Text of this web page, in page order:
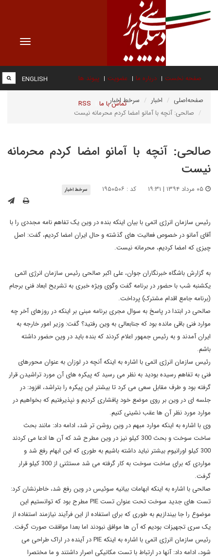
Toggle
صفحه نخست درباره ما عضویت پیوند ها
تماس با ما RSS
ENGLISH
صفحه‌اصلی اخبار
سرخط اخبار
صالحی: آنچه با آمانو امضا کردم محرمانه نیست
صالحی: آنچه با آمانو امضا کردم محرمانه
نیست
کد : ۱۹۵۰۵۰۶ سرخط اخبار
رئیس سازمان انرژی اتمی با بیان اینکه بنده در وین یک تفاهم نامه مجددی را با
آقای آمانو در خصوص فعالیت های گذشته و حال ایران امضا کردیم، گفت: اصل
چیزی که امضا کردیم، محرمانه نیست.
به گزارش باشگاه خبرنگاران جوان، علی اکبر صالحی رئیس سازمان انرژی اتمی
یکشنبه شب با حضور در برنامه گفت وگوی ویژه خبری به تشریح ابعاد فنی برجام
(برنامه جامع اقدام مشترک) پرداخت.
صالحی در ابتدا در پاسخ به سوال مجری برنامه مبنی بر اینکه در روزهای آخر چه
موارد فنی باقی مانده بود که جنابعالی به وین رفتید؟ گفت: وزیر امور خارجه به
ایران آمدند و به رئیس جمهور اعلام کردند که بنده باید در وین حضور داشته
باشم.
رئیس سازمان انرژی اتمی با اشاره به اینکه آنچه در لوزان به عنوان محورهای
فنی به تفاهم رسیده بودید به نظر می رسید که پیکره های آن مورد تراشیدن قرار
گرفته بود و طرف مقابل سعی می کرد تا بیشتر این پیکره را بتراشد، افزود: در
جلسه ای در وین بر روی موضع خود پافشاری کردیم و نپذیرفتیم که بخواهیم در
موارد مورد نظر آن ها عقب نشینی کنیم.
وی با اشاره به اینکه موارد مبهم در وین روشن تر شد، ادامه داد: مانند بحث
ساخت سوخت و بحث 300 کیلو نیز در وین مطرح شد که آن ها ادعا می کردند
300 کیلو اورانیوم بیشتر نباید داشته باشیم به طوری که این ابهام رفع شد و
مواردی که برای ساخت سوخت به کار گرفته می شد مستثنی از 300 کیلو قرار
گرفت.
صالحی با اشاره به اینکه ابهامات بیانیه سوئیس در وین رفع شد، خاطرنشان کرد:
تست های جدید سوخت تحت عنوان تست PIE مطرح بود که توانستیم این
موضوع را جا بیندازیم به طوری که برای استفاده از این فرآیند نیازمند استفاده از
یک سری تجهیزات بودیم که آن ها موافق نبودند اما بعدا موافقت صورت گرفت.
رئیس سازمان انرژی اتمی با اشاره به اینکه PIE در آینده در اراک طراحی می
شود، ادامه داد: آنها در ارتباط با تست مکانیکی اصرار داشتند و ما مختصرا